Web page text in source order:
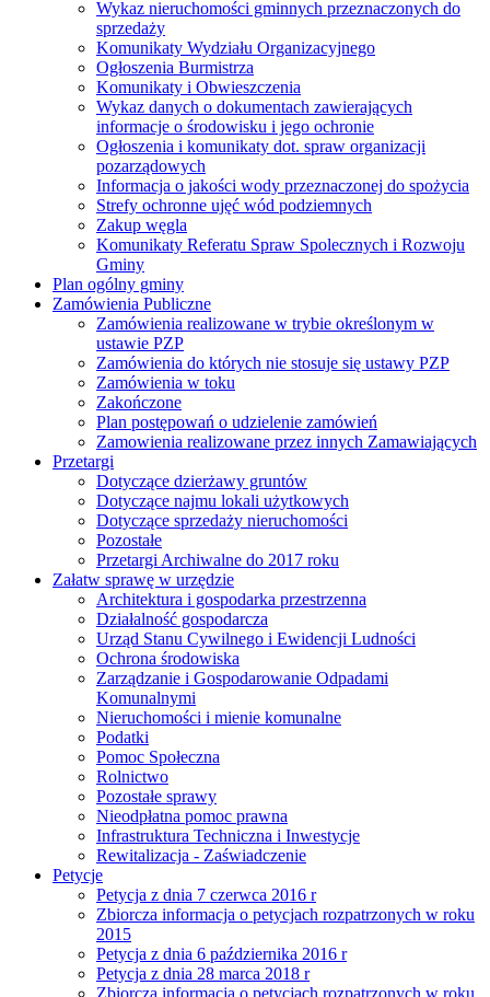
Wykaz nieruchomości gminnych przeznaczonych do
sprzedaży
Komunikaty Wydziału Organizacyjnego
Ogłoszenia Burmistrza
Komunikaty i Obwieszczenia
Wykaz danych o dokumentach zawierających
informacje o środowisku i jego ochronie
Ogłoszenia i komunikaty dot. spraw organizacji
pozarządowych
Informacja o jakości wody przeznaczonej do spożycia
Strefy ochronne ujęć wód podziemnych
Zakup węgla
Komunikaty Referatu Spraw Spolecznych i Rozwoju
Gminy
Plan ogólny gminy
Zamówienia Publiczne
Zamówienia realizowane w trybie określonym w
ustawie PZP
Zamówienia do których nie stosuje się ustawy PZP
Zamówienia w toku
Zakończone
Plan postępowań o udzielenie zamówień
Zamowienia realizowane przez innych Zamawiających
Przetargi
Dotyczące dzierżawy gruntów
Dotyczące najmu lokali użytkowych
Dotyczące sprzedaży nieruchomości
Pozostałe
Przetargi Archiwalne do 2017 roku
Załatw sprawę w urzędzie
Architektura i gospodarka przestrzenna
Działalność gospodarcza
Urząd Stanu Cywilnego i Ewidencji Ludności
Ochrona środowiska
Zarządzanie i Gospodarowanie Odpadami
Komunalnymi
Nieruchomości i mienie komunalne
Podatki
Pomoc Społeczna
Rolnictwo
Pozostałe sprawy
Nieodpłatna pomoc prawna
Infrastruktura Techniczna i Inwestycje
Rewitalizacja - Zaświadczenie
Petycje
Petycja z dnia 7 czerwca 2016 r
Zbiorcza informacja o petycjach rozpatrzonych w roku
2015
Petycja z dnia 6 października 2016 r
Petycja z dnia 28 marca 2018 r
Zbiorcza informacja o petycjach rozpatrzonych w roku